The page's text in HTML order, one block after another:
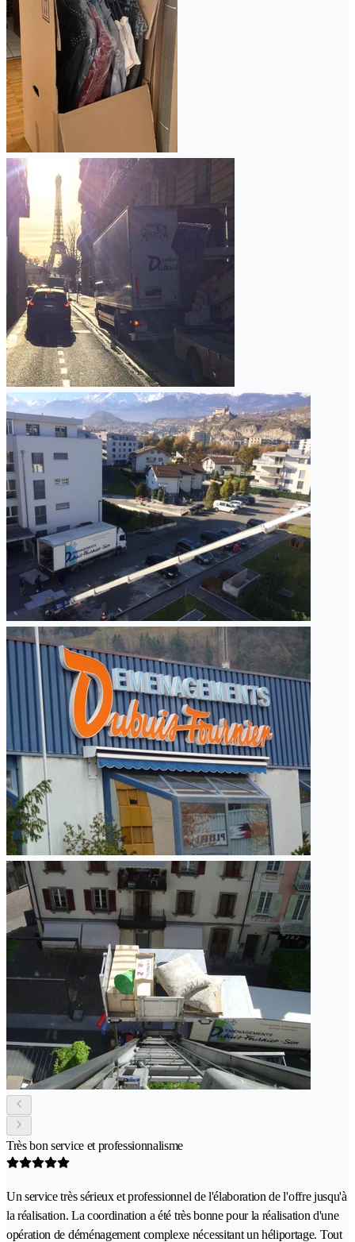
Très bon service et professionnalisme
Un service très sérieux et professionnel de l'élaboration de l'offre jusqu'à
la réalisation. La coordination a été très bonne pour la réalisation d'une
opération de déménagement complexe nécessitant un héliportage. Tout